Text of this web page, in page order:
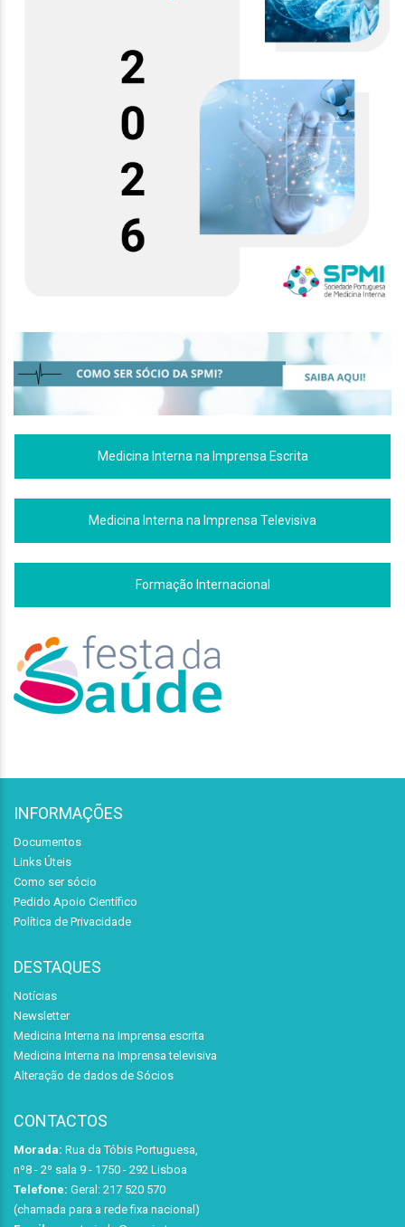
Medicina Interna na Imprensa Escrita
Medicina Interna na Imprensa Televisiva
Formação Internacional
INFORMAÇÕES
Documentos
Links Úteis
Como ser sócio
Pedido Apoio Científico
Política de Privacidade
DESTAQUES
Notícias
Newsletter
Medicina Interna na Imprensa escrita
Medicina Interna na Imprensa televisiva
Alteração de dados de Sócios
CONTACTOS
Morada: Rua da Tóbis Portuguesa,
nº8 - 2º sala 9 - 1750 - 292 Lisboa
Telefone: Geral: 217 520 570
(chamada para a rede fixa nacional)